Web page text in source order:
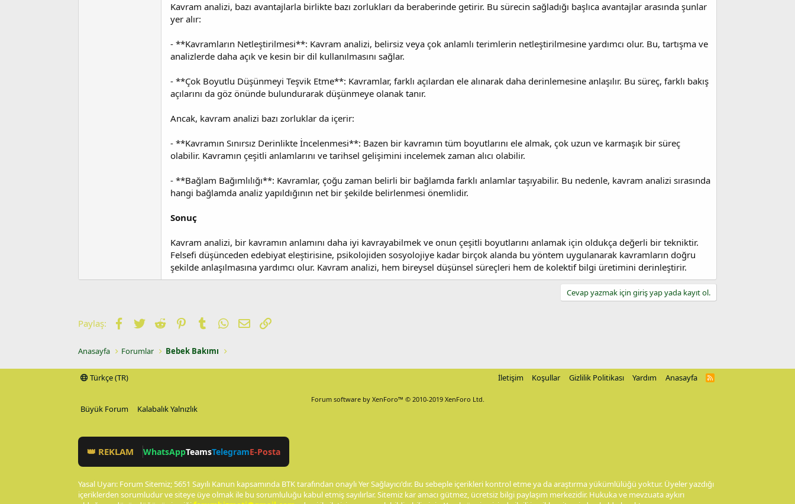
Kavram analizi, bazı avantajlarla birlikte bazı zorlukları da beraberinde getirir. Bu sürecin sağladığı başlıca avantajlar arasında şunlar
yer alır:
- **Kavramların Netleştirilmesi**: Kavram analizi, belirsiz veya çok anlamlı terimlerin netleştirilmesine yardımcı olur. Bu, tartışma ve
analizlerde daha açık ve kesin bir dil kullanılmasını sağlar.
- **Çok Boyutlu Düşünmeyi Teşvik Etme**: Kavramlar, farklı açılardan ele alınarak daha derinlemesine anlaşılır. Bu süreç, farklı bakış
açılarını da göz önünde bulundurarak düşünmeye olanak tanır.
Ancak, kavram analizi bazı zorluklar da içerir:
- **Kavramın Sınırsız Derinlikte İncelenmesi**: Bazen bir kavramın tüm boyutlarını ele almak, çok uzun ve karmaşık bir süreç
olabilir. Kavramın çeşitli anlamlarını ve tarihsel gelişimini incelemek zaman alıcı olabilir.
- **Bağlam Bağımlılığı**: Kavramlar, çoğu zaman belirli bir bağlamda farklı anlamlar taşıyabilir. Bu nedenle, kavram analizi sırasında
hangi bağlamda analiz yapıldığının net bir şekilde belirlenmesi önemlidir.
Sonuç
Kavram analizi, bir kavramın anlamını daha iyi kavrayabilmek ve onun çeşitli boyutlarını anlamak için oldukça değerli bir tekniktir.
Felsefi düşünceden edebiyat eleştirisine, psikolojiden sosyolojiye kadar birçok alanda bu yöntem uygulanarak kavramların doğru
şekilde anlaşılmasına yardımcı olur. Kavram analizi, hem bireysel düşünsel süreçleri hem de kolektif bilgi üretimini derinleştirir.
Cevap yazmak için giriş yap yada kayıt ol.
Paylaş: Facebook
TwitterReddit PinterestTumblrWhatsApp
E-postaLink
Anasayfa Forumlar Bebek Bakımı
Türkçe (TR) İletişim Koşullar Gizlilik Politikası Yardım Anasayfa
R
Forum software by XenForo™ © 2010-2019 XenForo Ltd.
Büyük Forum Kalabalık Yalnızlık
👑 REKLAM WhatsAppTeamsTelegramE-Posta
Yasal Uyarı: Forum Sitemiz; 5651 Sayılı Kanun kapsamında BTK tarafından onaylı Yer Sağlayıcı'dır. Bu sebeple içerikleri kontrol etme ya da araştırma yükümlülüğü yoktur. Üyeler yazdığı
içeriklerden sorumludur ve siteye üye olmak ile bu sorumluluğu kabul etmiş sayılırlar. Sitemiz kar amacı gütmez, ücretsiz bilgi paylaşım merkezidir. Hukuka ve mevzuata aykırı